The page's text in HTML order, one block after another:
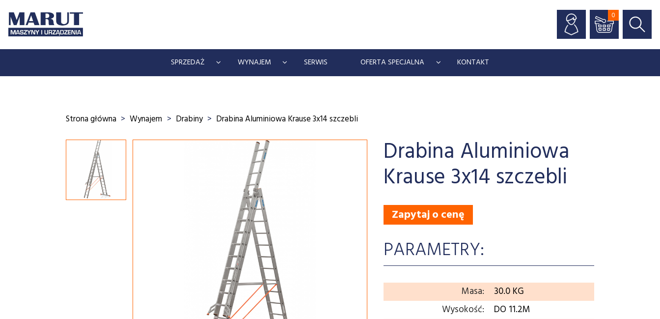
0
SPRZEDAŻ WYNAJEM SERWIS OFERTA SPECJALNA KONTAKT
Strona główna Wynajem Drabiny Drabina Aluminiowa Krause 3x14 szczebli
Drabina Aluminiowa
Krause 3x14 szczebli
Zapytaj o cenę
PARAMETRY:
Masa:
30.0 KG
Wysokość:
DO 11.2M